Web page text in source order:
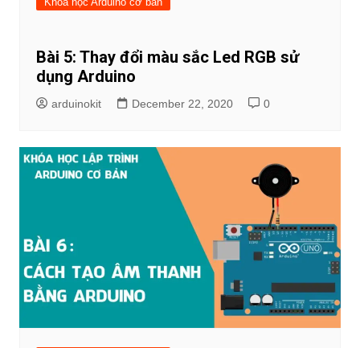
Bài 5: Thay đổi màu sắc Led RGB sử
dụng Arduino
arduinokit December 22, 2020 0